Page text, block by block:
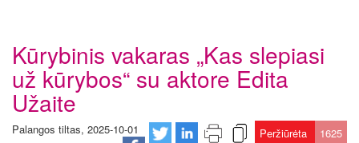
Kūrybinis vakaras „Kas slepiasi
už kūrybos“ su aktore Edita
Užaite
Palangos tiltas, 2025-10-01 Peržiūrėta 1625